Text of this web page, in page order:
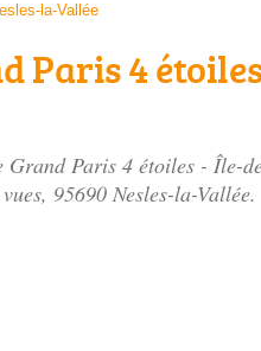
la-Vallée
Paris 4
Grand Paris 4 étoiles - Île-
, 95690 Nesles-la-Vallée.